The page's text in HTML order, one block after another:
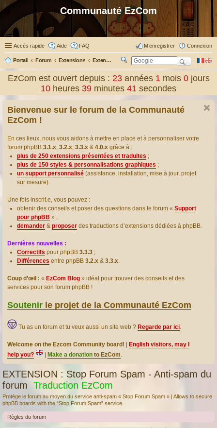
Communauté EzCom
Accès rapide Aide FAQ Connexion
M’enregistrer
Portail Forum Extensions Extensions présentées & traduites
ec
ch
er
EzCom est ouvert depuis : 23 années1 mois0 jours
10 heures 39 minutes 42 secondes
Bienvenue sur le forum de la Communauté
EzCom !
En ces lieux, nous vous aidons à mettre en place et à personnaliser votre
forum phpBB 3.1.x, 3.2.x, 3.3.x & 4.0.x grâce à :
plus de 250 extensions présentées et traduites ;
plus de 150 styles & personnalisations graphiques ;
un support personnalisé (assistance, installation, mise à jour, projet
sur mesure).
Une fois inscrit.e, vous pouvez :
obtenir des conseils et poser des questions dans le forum « Support
pour phpBB » ;
demander & proposer des traductions d’extensions dédiées à phpBB.
Dernières nouvelles :
Correctifs pour phpBB 3.3.3 ;
Différences entre phpBB 3.2.x & 3.3.x.
Coup d’œil : « EzCom Blog » idéal pour trouver des conseils et des
services pour son forum phpBB !
Soutenir le projet de la Communauté EzCom.
Tu as un forum et tu veux aussi un site web ? Regarde par ici.
Welcome on the Ezcom Community board!
English visitors, may I
help you?
Make a donation to EzCom.
EXTENSION : Stop Forum Spam - Anti-spam du
forum Traduction EzCom
Protège le forum au moyen du service anti-spam « Stop Forum Spam » | Allows to secure
phpBB boards with the “Stop Forum Spam” service.
Règles du forum